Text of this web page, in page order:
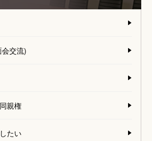
交流)
親権
たい